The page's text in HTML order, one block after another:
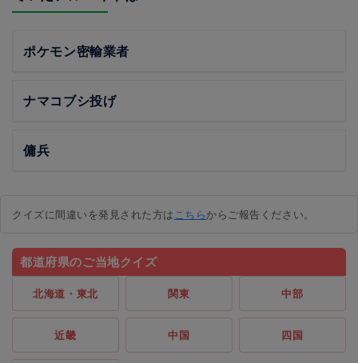
ポケモン密輸業者
ナマコブシ投げ
傭兵
クイズに間違いを発見された方はこちらからご報告ください。
都道府県のご当地クイズ
北海道・東北 関東 中部
近畿 中国 四国